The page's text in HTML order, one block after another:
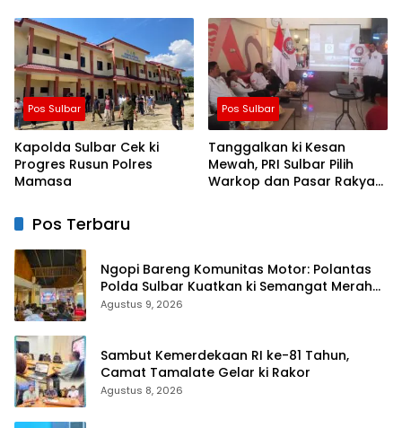
Pos Sulbar
Kapolda Sulbar Cek ki
Progres Rusun Polres
Mamasa
Pos Sulbar
Tanggalkan ki Kesan
Mewah, PRI Sulbar Pilih
Warkop dan Pasar Rakyat
Pos Terbaru
Ngopi Bareng Komunitas Motor: Polantas
Polda Sulbar Kuatkan ki Semangat Merah
Putih dan Keselamatan
Agustus 9, 2026
Sambut Kemerdekaan RI ke-81 Tahun,
Camat Tamalate Gelar ki Rakor
Agustus 8, 2026